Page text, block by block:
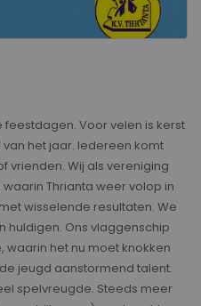
Voor velen is kerst
het jaar. Iedereen komt
vrienden. Wij als vereniging
Thrianta weer volop in
wisselende resultaten. We
huldigen. Ons vlaggenschip
waarin het nu moet knokken
jeugd aanstormend talent.
spelvreugde. Steeds meer